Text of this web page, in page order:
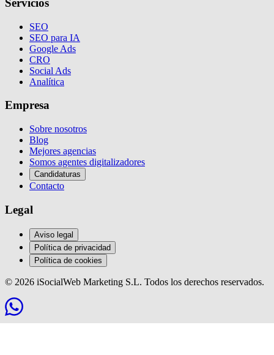
Servicios
SEO
SEO para IA
Google Ads
CRO
Social Ads
Analítica
Empresa
Sobre nosotros
Blog
Mejores agencias
Somos agentes digitalizadores
Candidaturas
Contacto
Legal
Aviso legal
Política de privacidad
Política de cookies
© 2026 iSocialWeb Marketing S.L. Todos los derechos reservados.